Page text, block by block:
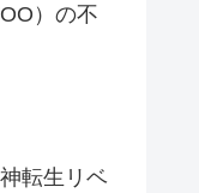
）の不
転生リベ